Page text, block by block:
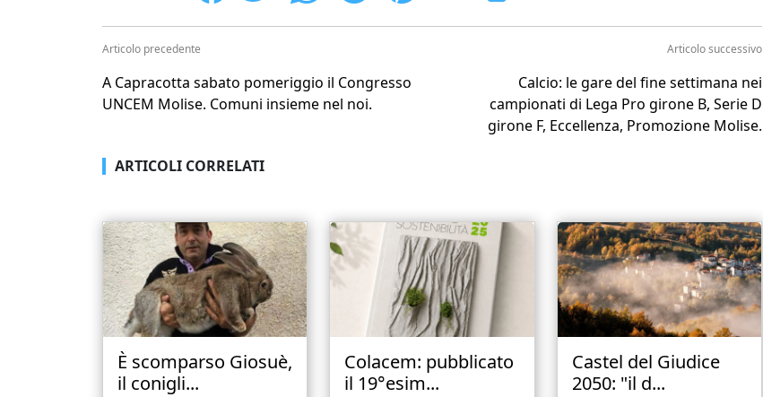
Articolo precedente
A Capracotta sabato pomeriggio il Congresso
UNCEM Molise. Comuni insieme nel noi.
Articolo successivo
Calcio: le gare del fine settimana nei
campionati di Lega Pro girone B, Serie D
girone F, Eccellenza, Promozione Molise.
ARTICOLI CORRELATI
È scomparso Giosuè,
il conigli...
Colacem: pubblicato
il 19°esim...
Castel del Giudice
2050: "il d...